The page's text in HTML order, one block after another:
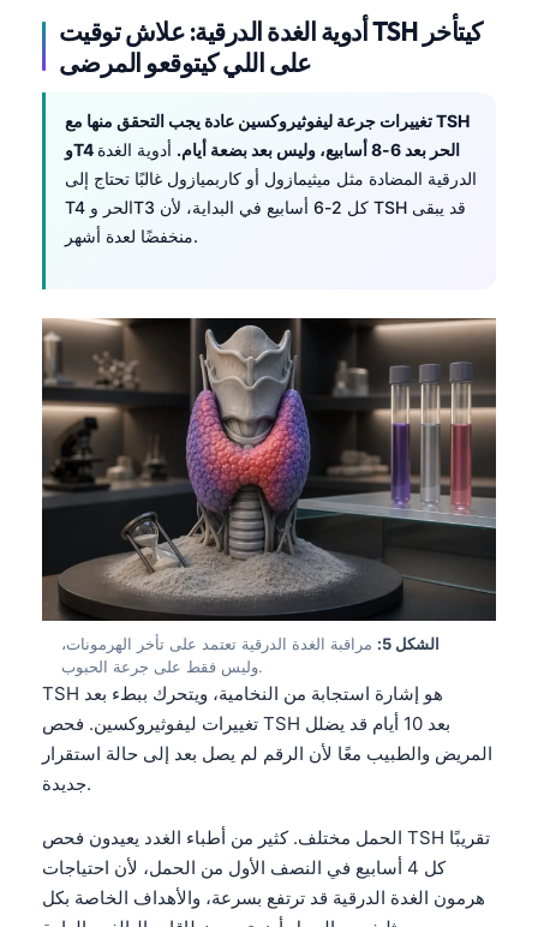
أدوية الغدة الدرقية: علاش توقيت TSH كيتأخر
على اللي كيتوقعو المرضى
تغييرات جرعة ليفوثيروكسين عادة يجب التحقق منها مع TSH
وT4 الحر بعد 6-8 أسابيع، وليس بعد بضعة أيام.
أدوية الغدة
الدرقية المضادة مثل ميثيمازول أو كاربميازول غالبًا تحتاج إلى
T4 الحر وT3 كل 2-6 أسابيع في البداية، لأن TSH قد يبقى
منخفضًا لعدة أشهر.
الشكل 5:
مراقبة الغدة الدرقية تعتمد على تأخر الهرمونات،
وليس فقط على جرعة الحبوب.
TSH هو إشارة استجابة من النخامية، ويتحرك ببطء بعد
تغييرات ليفوثيروكسين. فحص TSH بعد 10 أيام قد يضلل
المريض والطبيب معًا لأن الرقم لم يصل بعد إلى حالة استقرار
جديدة.
الحمل مختلف. كثير من أطباء الغدد يعيدون فحص TSH تقريبًا
كل 4 أسابيع في النصف الأول من الحمل، لأن احتياجات
هرمون الغدة الدرقية قد ترتفع بسرعة، والأهداف الخاصة بكل